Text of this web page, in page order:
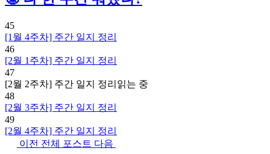
45
[1월 4주차] 주간 일지 정리
46
[2월 1주차] 주간 일지 정리
47
[2월 2주차] 주간 일지 정리 읽는 중
48
[2월 3주차] 주간 일지 정리
49
[2월 4주차] 주간 일지 정리
이전 전체 포스트 다음